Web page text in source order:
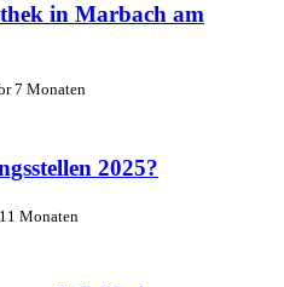
in Marbach am
7 Monaten
2025?
Monaten